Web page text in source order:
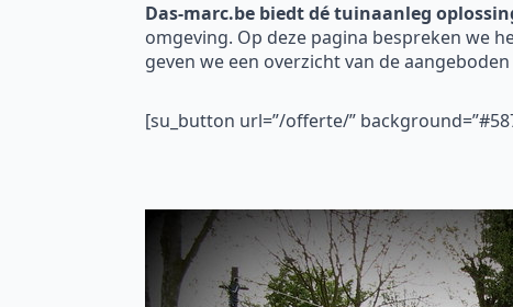
Das-marc.be biedt dé tuinaanleg
omgeving. Op deze pagina bespreken we
geven we een overzicht van de
[su_button url=”/offerte/”